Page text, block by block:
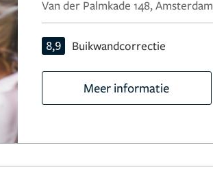
Van der Palmkade 148, Amsterdam
8,9 Buikwandcorrectie
Meer informatie